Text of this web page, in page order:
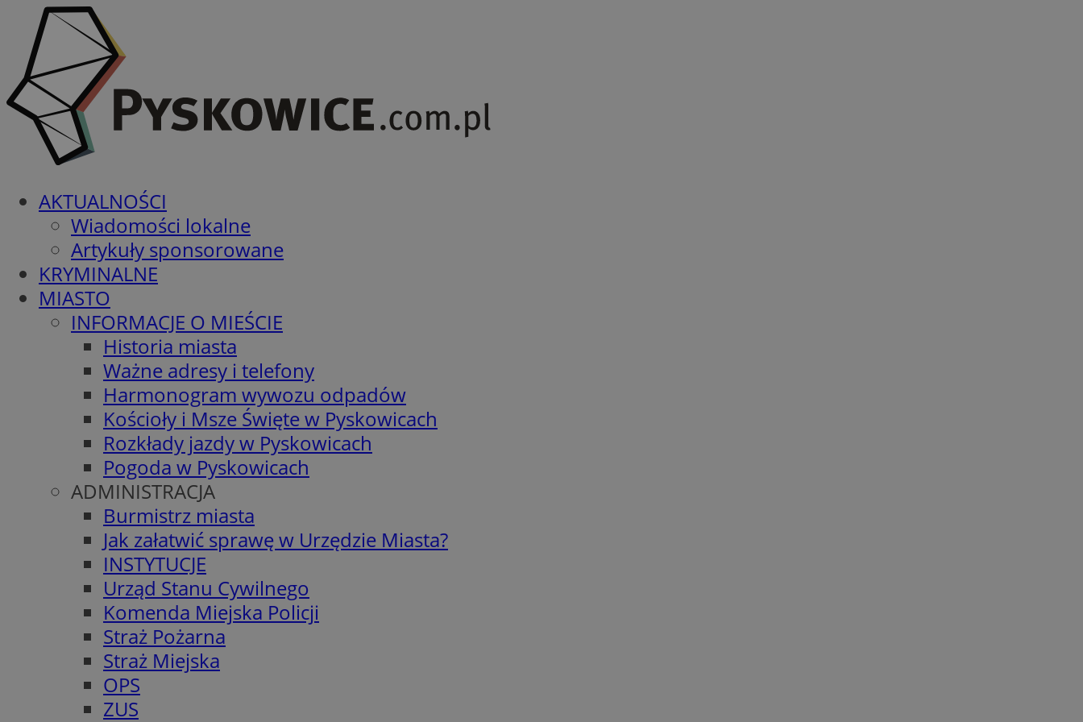
AKTUALNOŚCI
Wiadomości lokalne
Artykuły sponsorowane
KRYMINALNE
MIASTO
INFORMACJE O MIEŚCIE
Historia miasta
Ważne adresy i telefony
Harmonogram wywozu odpadów
Kościoły i Msze Święte w Pyskowicach
Rozkłady jazdy w Pyskowicach
Pogoda w Pyskowicach
ADMINISTRACJA
Burmistrz miasta
Jak załatwić sprawę w Urzędzie Miasta?
INSTYTUCJE
Urząd Stanu Cywilnego
Komenda Miejska Policji
Straż Pożarna
Straż Miejska
OPS
ZUS